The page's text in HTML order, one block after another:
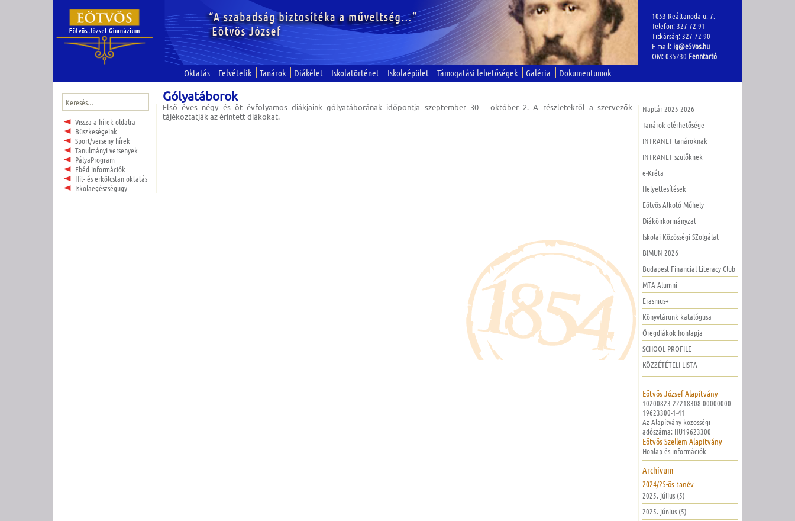
1053 Reáltanoda u. 7.
Telefon: 327-72-91
Titkárság: 327-72-90
E-mail: ig@e5vos.hu
OM: 035230 Fenntartó
Oktatás Felvételik Tanárok Diákélet Iskolatörténet Iskolaépület Támogatási lehetőségek Galéria Dokumentumok
Keresés:
Vissza a hírek oldalra
Büszkeségeink
Sport/verseny hírek
Tanulmányi versenyek
PályaProgram
Ebéd információk
Hit- és erkölcstan oktatás
Iskolaegészségügy
Gólyatáborok
Első éves négy és öt évfolyamos diákjaink gólyatáborának időpontja szeptember 30 – október 2. A részletekről a szervezők
tájékoztatják az érintett diákokat.
Naptár 2025-2026
Tanárok elérhetősége
INTRANET tanároknak
INTRANET szülőknek
e-Kréta
Helyettesítések
Eötvös Alkotó Műhely
Diákönkormányzat
Iskolai Közösségi SZolgálat
BIMUN 2026
Budapest Financial Literacy Club
MTA Alumni
Erasmus+
Könyvtárunk katalógusa
Öregdiákok honlapja
SCHOOL PROFILE
KÖZZÉTÉTELI LISTA
Eötvös József Alapítvány
10200823-22218308-00000000
19623300-1-41
Az Alapítvány közösségi
adószáma: HU19623300
Eötvös Szellem Alapítvány
Honlap és információk
Archívum
2024/25-ös tanév
2025. július (5)
2025. június (5)